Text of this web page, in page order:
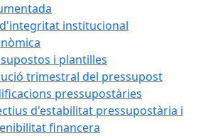
institucional
i plantilles
trimestral del pressupost
pressupostàries
d'estabilitat pressupostària i
financera